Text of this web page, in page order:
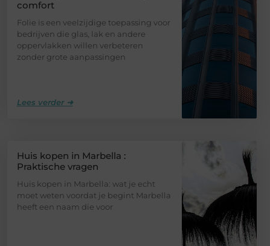
comfort
Folie is een veelzijdige toepassing voor
bedrijven die glas, lak en andere
oppervlakken willen verbeteren
zonder grote aanpassingen
Lees verder ➜
Huis kopen in Marbella :
Praktische vragen
Huis kopen in Marbella: wat je echt
moet weten voordat je begint Marbella
heeft een naam die voor